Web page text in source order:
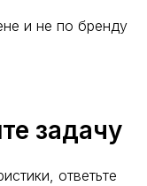
и не по бренду
задачу
ответьте